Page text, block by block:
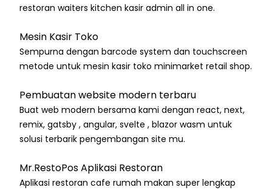
restoran waiters kitchen kasir admin all in one.
Mesin Kasir Toko
Sempurna dengan barcode system dan touchscreen
metode untuk mesin kasir toko minimarket retail shop.
Pembuatan website modern terbaru
Buat web modern bersama kami dengan react, next,
remix, gatsby , angular, svelte , blazor wasm untuk
solusi terbarik pengembangan site mu.
Mr.RestoPos Aplikasi Restoran
Aplikasi restoran cafe rumah makan super lengkap